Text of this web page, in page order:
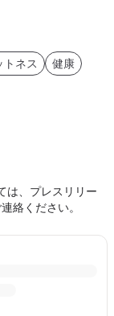
トネス
健康
は、プレスリリー
絡ください。